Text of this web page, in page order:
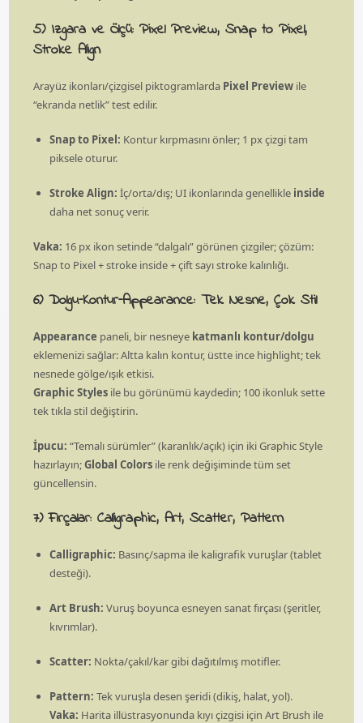
5) Izgara ve Ölçü: Pixel Preview, Snap to Pixel,
Stroke Align
Arayüz ikonları/çizgisel piktogramlarda Pixel Preview ile
“ekranda netlik” test edilir.
Snap to Pixel: Kontur kırpmasını önler; 1 px çizgi tam
piksele oturur.
Stroke Align: İç/orta/dış; UI ikonlarında genellikle inside
daha net sonuç verir.
Vaka: 16 px ikon setinde “dalgalı” görünen çizgiler; çözüm:
Snap to Pixel + stroke inside + çift sayı stroke kalınlığı.
6) Dolgu–Kontur–Appearance: Tek Nesne, Çok Stil
Appearance paneli, bir nesneye katmanlı kontur/dolgu
eklemenizi sağlar: Altta kalın kontur, üstte ince highlight; tek
nesnede gölge/ışık etkisi.
Graphic Styles ile bu görünümü kaydedin; 100 ikonluk sette
tek tıkla stil değiştirin.
İpucu: “Temalı sürümler” (karanlık/açık) için iki Graphic Style
hazırlayın;Global Colors ile renk değişiminde tüm set
güncellensin.
7) Fırçalar: Calligraphic, Art, Scatter, Pattern
Calligraphic: Basınç/sapma ile kaligrafik vuruşlar (tablet
desteği).
Art Brush: Vuruş boyunca esneyen sanat fırçası (şeritler,
kıvrımlar).
Scatter: Nokta/çakıl/kar gibi dağıtılmış motifler.
Pattern: Tek vuruşla desen şeridi (dikiş, halat, yol).
Vaka: Harita illüstrasyonunda kıyı çizgisi için Art Brush ile